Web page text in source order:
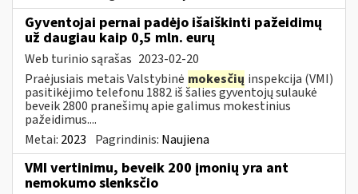
Gyventojai pernai padėjo išaiškinti pažeidimų
už daugiau kaip 0,5 mln. eurų
Web turinio sąrašas 2023-02-20
Praėjusiais metais Valstybinė mokesčių inspekcija (VMI)
pasitikėjimo telefonu 1882 iš šalies gyventojų sulaukė
beveik 2800 pranešimų apie galimus mokestinius
pažeidimus....
Metai: 2023 Pagrindinis: Naujiena
VMI vertinimu, beveik 200 įmonių yra ant
nemokumo slenksčio